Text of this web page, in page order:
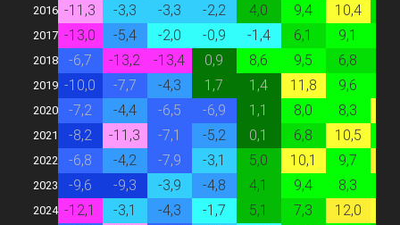
2016 -11,3 -3,3 -3,3 -2,2 4,0 9,4 10,4
2017 -13,0 -5,4 -2,0 -0,9 -1,4 6,1 9,1
2018 -6,7 -13,2 -13,4 0,9 8,6 9,5 6,8
2019 -10,0 -7,7 -4,3 1,7 1,4 11,8 9,6
2020 -7,2 -4,4 -6,5 -6,9 1,1 8,0 8,3
2021 -8,2 -11,3 -7,1 -5,2 0,1 6,8 10,5
2022 -6,8 -4,2 -7,9 -3,1 5,0 10,1 9,7
2023 -9,6 -9,3 -3,9 -4,8 4,1 9,4 8,3
2024 -12,1 -3,1 -4,3 -1,7 5,1 7,3 12,0